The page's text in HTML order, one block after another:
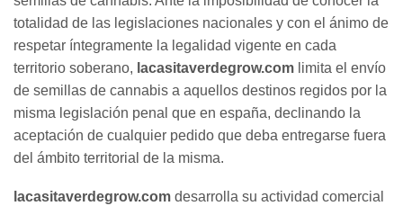
totalidad de las legislaciones nacionales y con el ánimo de
respetar íntegramente la legalidad vigente en cada
territorio soberano, lacasitaverdegrow.com limita el envío
de semillas de cannabis a aquellos destinos regidos por la
misma legislación penal que en españa, declinando la
aceptación de cualquier pedido que deba entregarse fuera
del ámbito territorial de la misma.
lacasitaverdegrow.com desarrolla su actividad comercial